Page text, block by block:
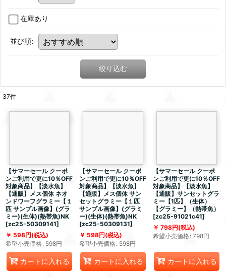
在庫あり
並び順:
絞り込む
37件
【サマーセール クーポ
ンご利用で更に10％OFF
対象商品】【淡水魚】
【通販】メス個体 ネオ
ンドワーフグラミー【１
匹 サンプル画像】(グラ
ミー)(生体)(熱帯魚)NK
[zc25-50309141]
598円(税込)
希望小売価格: 598円
カートに入れる
【サマーセール クーポ
ンご利用で更に10％OFF
対象商品】【淡水魚】
【通販】メス個体 サン
セットグラミー【１匹
サンプル画像】(グラミ
ー)(生体)(熱帯魚)NK
[zc25-50309131]
598円(税込)
希望小売価格: 598円
カートに入れる
【サマーセール クーポ
ンご利用で更に10％OFF
対象商品】【淡水魚】
【通販】サンセットグラ
ミー【1匹】（生体）
【グラミー】（熱帯魚）
[zc25-91021c41]
798円(税込)
希望小売価格: 798円
カートに入れる